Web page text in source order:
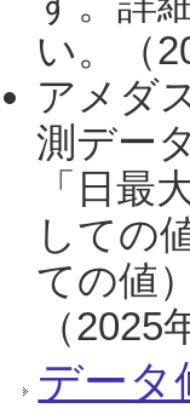
い。（
アメダ
測デー
「日最
しての
ての値
（2025
データ